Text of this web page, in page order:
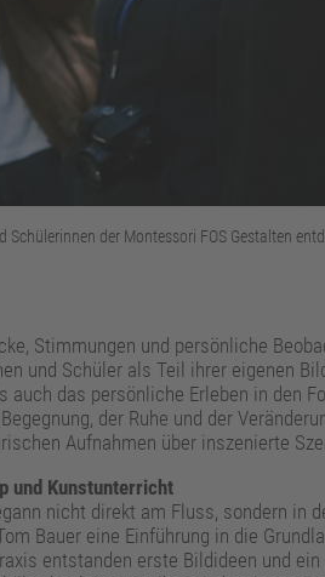
Schülerinnen der Montessori FOS Gestalten
Stimmungen und persönliche
und Schüler als Teil ihrer eigenen
auch das persönliche Erleben in den
der Ruhe und der
Aufnahmen über inszenierte
und Kunstunterricht
nicht direkt am Fluss, sondern in
Bauer eine Einführung in die
entstanden erste Bildideen und